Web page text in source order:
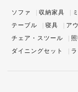
ソファ 収納家具
テーブル
寝具 ア
チェア・スツール
ダイニングセット